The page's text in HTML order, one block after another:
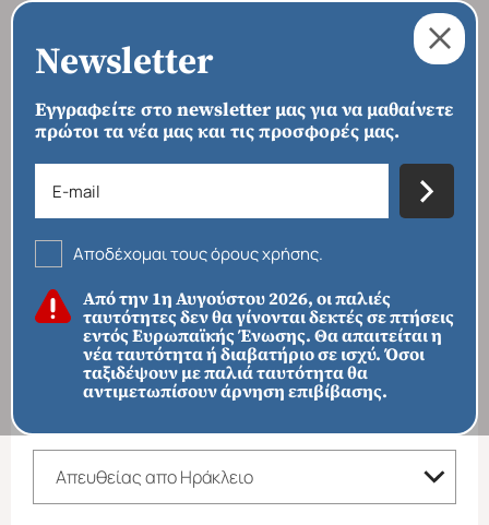
Newsletter
Εγγραφείτε στο newsletter μας για να μαθαίνετε
πρώτοι τα νέα μας και τις προσφορές μας.
Αποδέχομαι τους όρους χρήσης.
Από την 1η Αυγούστου 2026, οι παλιές
ταυτότητες δεν θα γίνονται δεκτές σε πτήσεις
εντός Ευρωπαϊκής Ένωσης. Θα απαιτείται η
νέα ταυτότητα ή διαβατήριο σε ισχύ. Όσοι
ταξιδέψουν με παλιά ταυτότητα θα
αντιμετωπίσουν άρνηση επιβίβασης.
ΑΡΧΙΚΗ › ΠΑΚΕΤΑ › ΑΠΕΥΘΕΙΑΣ ΑΠΟ ΗΡΑΚΛΕΙΟ
Απευθείας απο Ηράκλειο
ΦΙΛΤΡΑ ΑΝΑΖΗΤΗΣΗΣ
ΠΡΟΟΡΙΣΜΟΙ
ΚΑΤΗΓΟΡΙΑ